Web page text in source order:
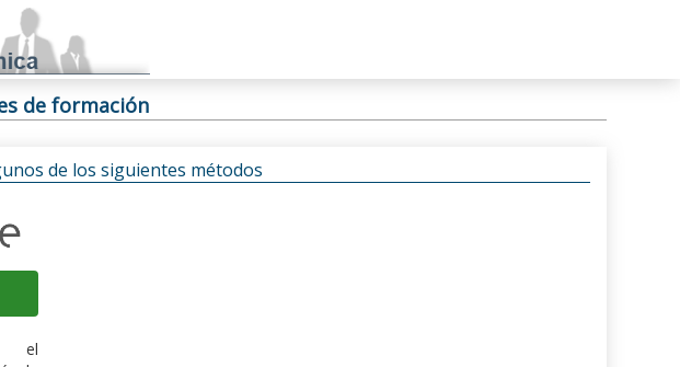
de formación
de los siguientes métodos
el